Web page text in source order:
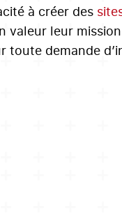
à créer des
valeur leur
toute demande